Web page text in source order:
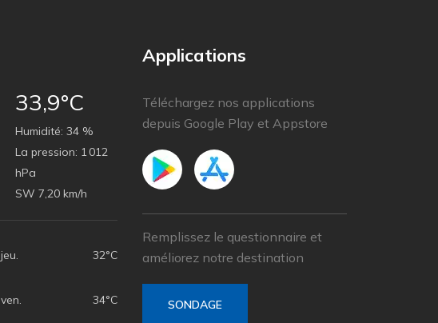
33,9°C
Humidité: 34 %
La pression: 1 012
hPa
SW 7,20 km/h
jeu. 32°C
ven. 34°C
Applications
Téléchargez nos applications
depuis Google Play et Appstore
Remplissez le questionnaire et
améliorez notre destination
SONDAGE